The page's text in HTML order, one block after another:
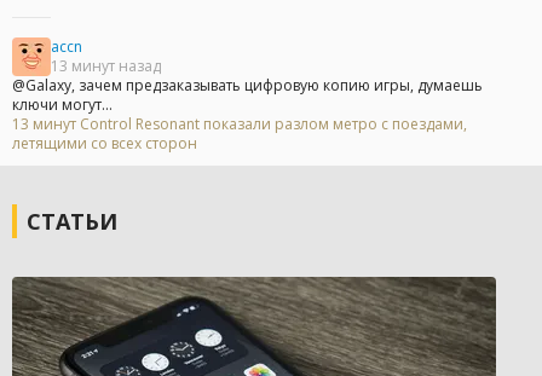
accn
13 минут назад
@Galaxy, зачем предзаказывать цифровую копию игры, думаешь
ключи могут...
13 минут Control Resonant показали разлом метро с поездами,
летящими со всех сторон
СТАТЬИ